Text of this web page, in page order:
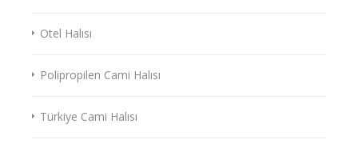
Otel Halısı
Polipropilen Cami Halısı
Türkiye Cami Halısı